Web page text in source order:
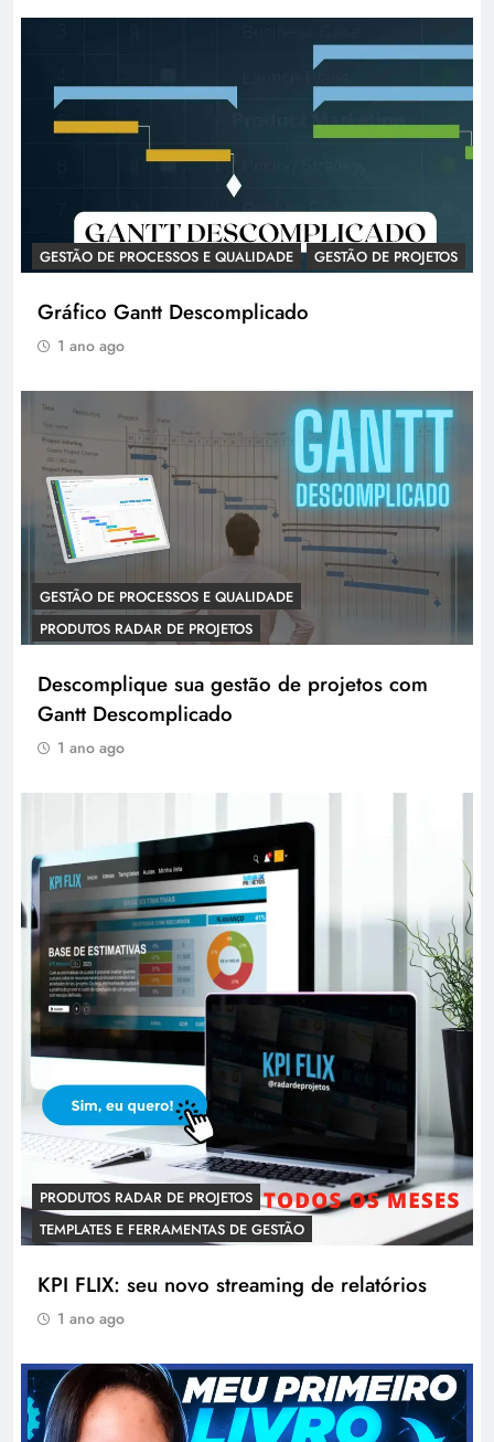
GESTÃO DE PROCESSOS E QUALIDADE GESTÃO DE PROJETOS
Gráfico Gantt Descomplicado
1 ano ago
GESTÃO DE PROCESSOS E QUALIDADE
PRODUTOS RADAR DE PROJETOS
Descomplique sua gestão de projetos com
Gantt Descomplicado
1 ano ago
PRODUTOS RADAR DE PROJETOS
TEMPLATES E FERRAMENTAS DE GESTÃO
KPI FLIX: seu novo streaming de relatórios
1 ano ago